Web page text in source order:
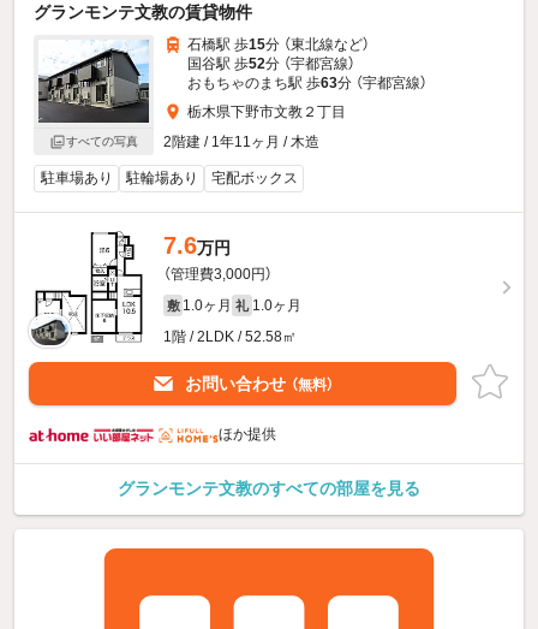
グランモンテ文教の賃貸物件
すべての写真
石橋駅 歩15分 （東北線など）
国谷駅 歩52分 （宇都宮線）
おもちゃのまち駅 歩63分 （宇都宮線）
栃木県下野市文教２丁目
2階建 / 1年11ヶ月 / 木造
駐車場あり 駐輪場あり 宅配ボックス
7.6万円
（管理費3,000円）
敷 1.0ヶ月 礼 1.0ヶ月
1階 / 2LDK / 52.58㎡
お問い合わせ （無料）
ほか提供
グランモンテ文教のすべての部屋を見る